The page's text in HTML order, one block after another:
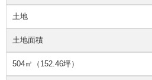
土地
土地面積
504㎡（152.46坪）